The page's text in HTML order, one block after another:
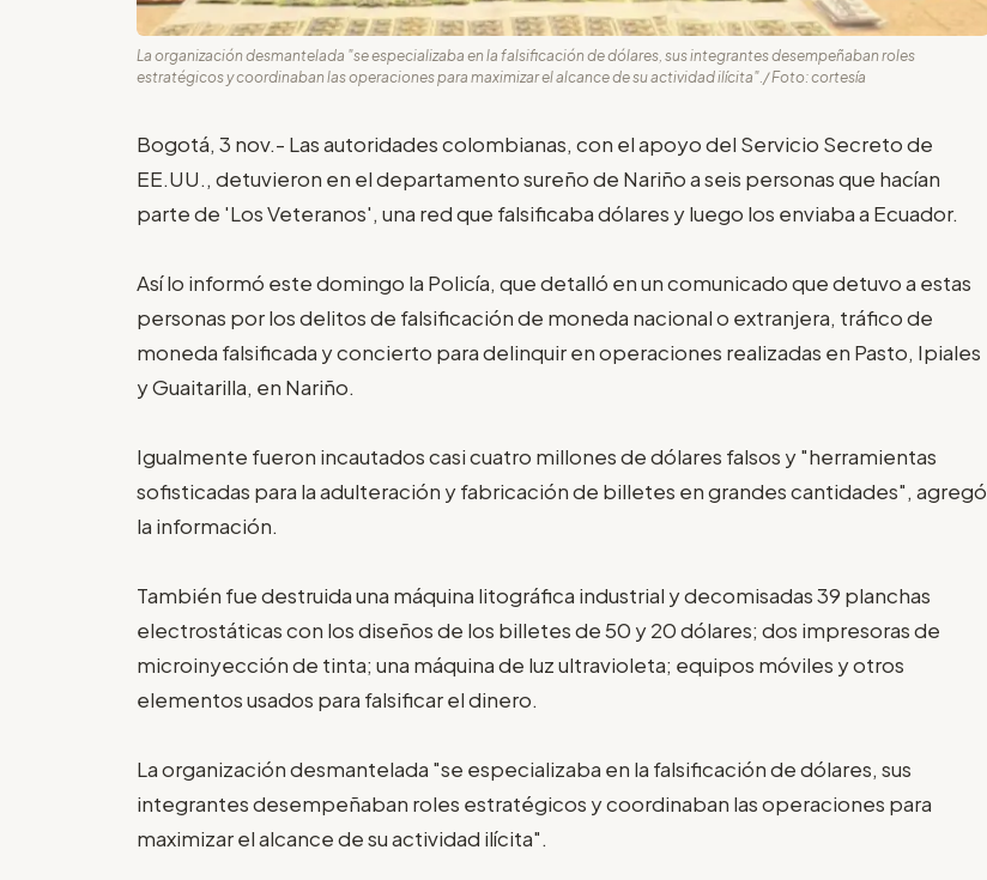
La organización desmantelada "se especializaba en la falsificación de dólares, sus integrantes desempeñaban roles
estratégicos y coordinaban las operaciones para maximizar el alcance de su actividad ilícita"./ Foto: cortesía
Bogotá, 3 nov.- Las autoridades colombianas, con el apoyo del Servicio Secreto de
EE.UU., detuvieron en el departamento sureño de Nariño a seis personas que hacían
parte de 'Los Veteranos', una red que falsificaba dólares y luego los enviaba a Ecuador.
Así lo informó este domingo la Policía, que detalló en un comunicado que detuvo a estas
personas por los delitos de falsificación de moneda nacional o extranjera, tráfico de
moneda falsificada y concierto para delinquir en operaciones realizadas en Pasto, Ipiales
y Guaitarilla, en Nariño.
Igualmente fueron incautados casi cuatro millones de dólares falsos y "herramientas
sofisticadas para la adulteración y fabricación de billetes en grandes cantidades", agregó
la información.
También fue destruida una máquina litográfica industrial y decomisadas 39 planchas
electrostáticas con los diseños de los billetes de 50 y 20 dólares; dos impresoras de
microinyección de tinta; una máquina de luz ultravioleta; equipos móviles y otros
elementos usados para falsificar el dinero.
La organización desmantelada "se especializaba en la falsificación de dólares, sus
integrantes desempeñaban roles estratégicos y coordinaban las operaciones para
maximizar el alcance de su actividad ilícita".